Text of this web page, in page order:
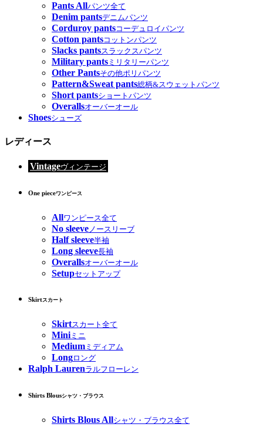
Pants Allパンツ全て
Denim pantsデニムパンツ
Corduroy pantsコーデュロイパンツ
Cotton pantsコットンパンツ
Slacks pantsスラックスパンツ
Military pants ミリタリーパンツ
Other Pantsその他ポリパンツ
Pattern&Sweat pants総柄&スウェットパンツ
Short pantsショートパンツ
Overallsオーバーオール
Shoesシューズ
レディース
Vintageヴィンテージ
One pieceワンピース
Allワンピース全て
No sleeve ノースリーブ
Half sleeve半袖
Long sleeve長袖
Overallsオーバーオール
Setupセットアップ
Skirtスカート
Skirtスカート全て
Miniミニ
Medium ミディアム
Longロング
Ralph Laurenラルフローレン
Shirts Blousシャツ・ブラウス
Shirts Blous Allシャツ・ブラウス全て